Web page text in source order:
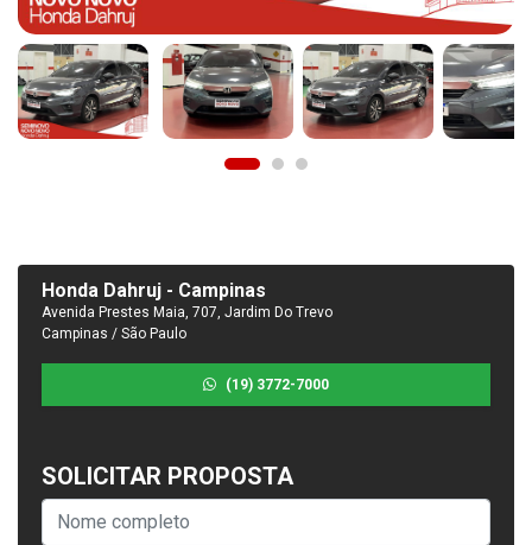
Honda Dahruj - Campinas
Avenida Prestes Maia, 707, Jardim Do Trevo
Campinas / São Paulo
(19) 3772-7000
SOLICITAR PROPOSTA